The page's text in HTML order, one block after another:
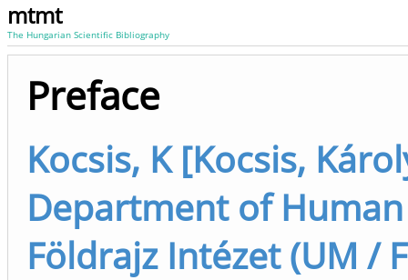
mtmt
The Hungarian Scientific Bibliography
Preface
Kocsis, K [Kocsis,
Department of Human
Földrajz Intézet (UM /